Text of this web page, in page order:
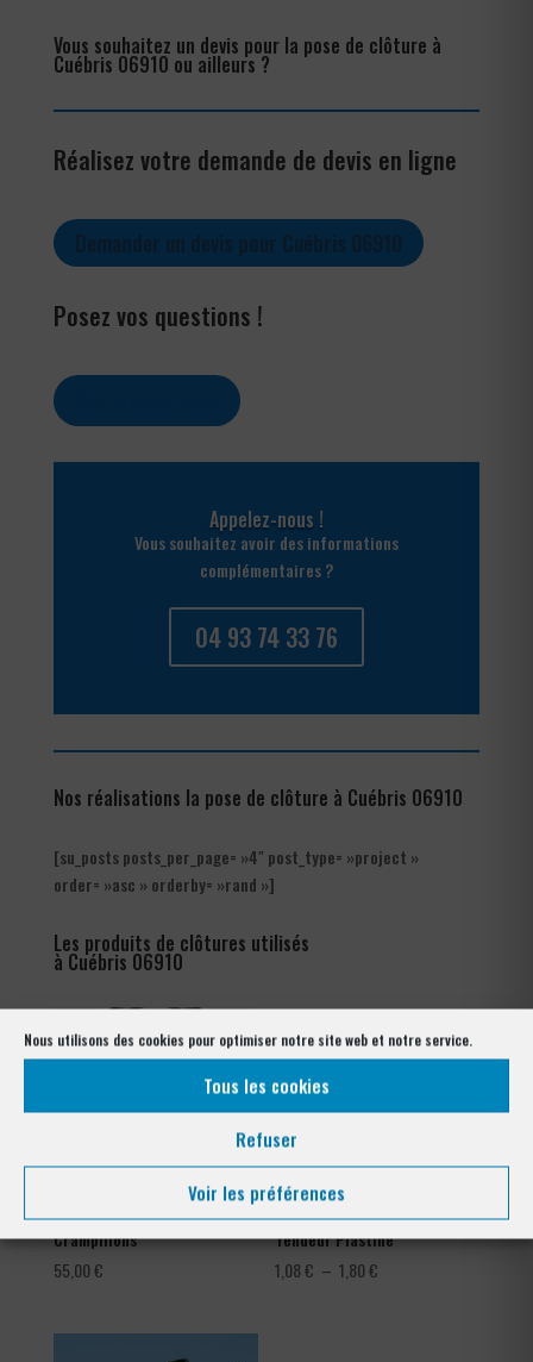
Nous utilisons des cookies pour optimiser notre site web et notre service.
Tous les cookies
Refuser
Voir les préférences
Vous souhaitez un devis pour la pose de clôture à
Cuébris 06910 ou ailleurs ?
Réalisez votre demande de devis en ligne
Posez vos questions !
Appelez-nous !
Vous souhaitez avoir des informations
complémentaires ?
04 93 74 33 76
Nos réalisations la pose de clôture à Cuébris 06910
[su_posts posts_per_page= »4″ post_type= »project »
order= »asc » orderby= »rand »]
Les produits de clôtures utilisés
à Cuébris 06910
Crampillons
55,00€
Tendeur Plastifié
1,08€ – 1,80€